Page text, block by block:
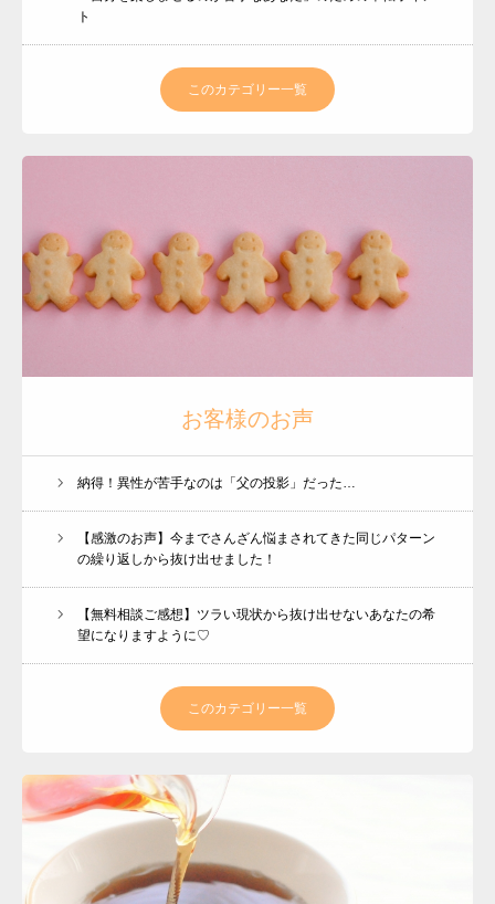
ト
このカテゴリー一覧
お客様のお声
納得！異性が苦手なのは「父の投影」だった…
【感激のお声】今までさんざん悩まされてきた同じパターン
の繰り返しから抜け出せました！
【無料相談ご感想】ツラい現状から抜け出せないあなたの希
望になりますように♡
このカテゴリー一覧
各種講座
お客さまのお声